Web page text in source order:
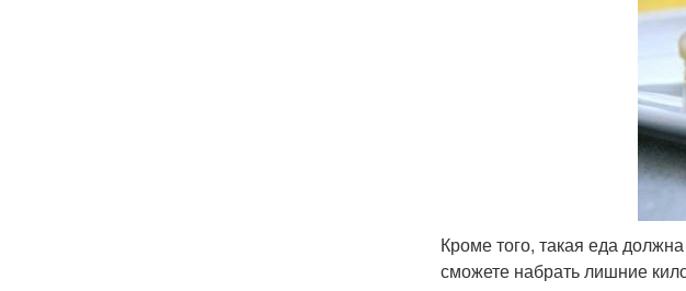
Кроме того, такая еда
сможете набрать лишние